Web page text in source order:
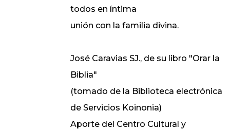
todos en íntima
unión con la familia divina.
José Caravias SJ., de su libro "Orar la
Biblia"
(tomado de la Biblioteca electrónica
de Servicios Koinonia)
Aporte del Centro Cultural y